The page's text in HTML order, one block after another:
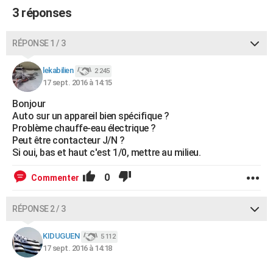
CARTE DE VOEUX
COPAINS D'AVANT
S'inscrire
Se connecter
Lycées
Collèges
Primaires
Universités
Entreprises
Service militaire
Avis de recherche
AVIS DE DÉCÈS
FORUM
Bricolage
Lifestyle
Culture
Sport
Auto
Television
Voyage
Cinema
3 réponses
RÉPONSE 1 / 3
lekabilien 2 245
17 sept. 2016 à 14:15
Bonjour
Auto sur un appareil bien spécifique ?
Problème chauffe-eau électrique ?
Peut être contacteur J/N ?
Si oui, bas et haut c'est 1/0, mettre au milieu.
Commenter 0
RÉPONSE 2 / 3
KIDUGUEN 5 112
17 sept. 2016 à 14:18